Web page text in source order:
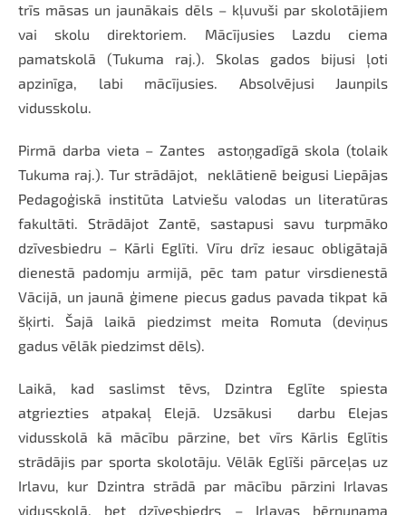
trīs māsas un jaunākais dēls – kļuvuši par skolotājiem
vai skolu direktoriem. Mācījusies Lazdu ciema
pamatskolā (Tukuma raj.). Skolas gados bijusi ļoti
apzinīga, labi mācījusies. Absolvējusi Jaunpils
vidusskolu.
Pirmā darba vieta – Zantes
astoņgadīgā skola (tolaik
Tukuma raj.). Tur strādājot,
neklātienē beigusi Liepājas
Pedagoģiskā institūta Latviešu valodas un literatūras
fakultāti. Strādājot Zantē, sastapusi savu turpmāko
dzīvesbiedru – Kārli Eglīti. Vīru drīz iesauc obligātajā
dienestā padomju armijā, pēc tam patur virsdienestā
Vācijā, un jaunā ģimene piecus gadus pavada tikpat kā
šķirti. Šajā laikā piedzimst meita Romuta (deviņus
gadus vēlāk piedzimst dēls).
Laikā, kad saslimst tēvs, Dzintra Eglīte spiesta
atgriezties atpakaļ Elejā. Uzsākusi
darbu Elejas
vidusskolā kā mācību pārzine, bet vīrs Kārlis Eglītis
strādājis par sporta skolotāju. Vēlāk Eglīši pārceļas uz
Irlavu, kur Dzintra strādā par mācību pārzini Irlavas
vidusskolā, bet dzīvesbiedrs – Irlavas bērnunama